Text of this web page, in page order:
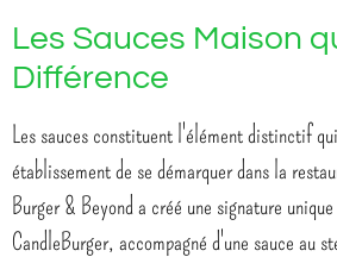
Les Sauces Maison
Différence
Les sauces constituent l'élément distinctif
établissement de se démarquer dans la
Burger & Beyond a créé une signature
CandleBurger, accompagné d'une sauce au